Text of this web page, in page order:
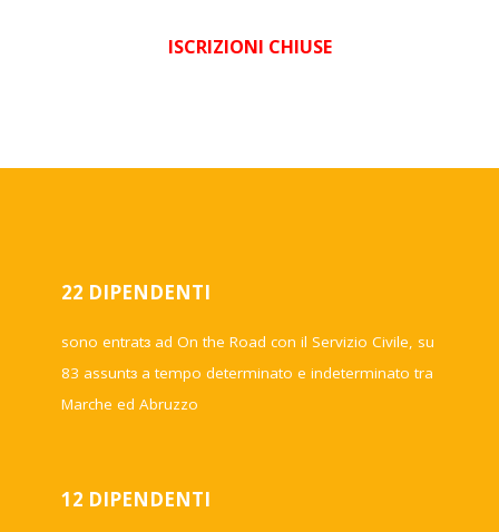
ISCRIZIONI CHIUSE
22 DIPENDENTI
sono entratɜ ad On the Road con il Servizio Civile, su
83 assuntɜ a tempo determinato e indeterminato tra
Marche ed Abruzzo
12 DIPENDENTI